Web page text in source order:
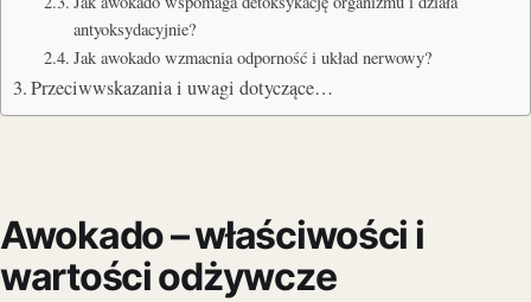
antyoksydacyjnie?
Jak awokado wzmacnia odporność i układ nerwowy?
Przeciwwskazania i uwagi dotyczące…
Awokado – właściwości i
wartości odżywcze